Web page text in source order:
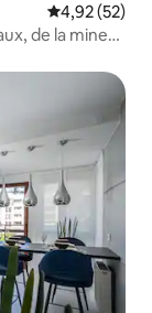
Évaluation
4,92 (52)
de la mine